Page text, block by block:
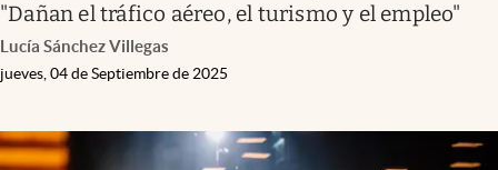
"Dañan el tráfico aéreo, el turismo y el empleo"
Lucía Sánchez Villegas
jueves, 04 de Septiembre de 2025